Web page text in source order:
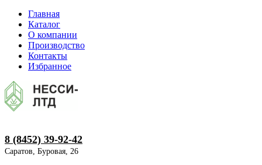
Главная
Каталог
О компании
Производство
Контакты
Избранное
8 (8452) 39-92-42
Саратов, Буровая, 26